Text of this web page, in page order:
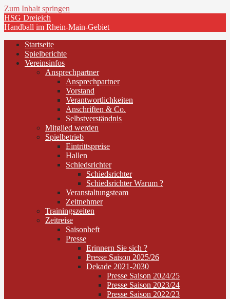
Zum Inhalt springen
HSG Dreieich
Handball im Rhein-Main-Gebiet
Startseite
Spielberichte
Vereinsinfos
Ansprechpartner
Ansprechpartner
Vorstand
Verantwortlichkeiten
Anschriften & Co.
Selbstverständnis
Mitglied werden
Spielbetrieb
Eintrittspreise
Hallen
Schiedsrichter
Schiedsrichter
Schiedsrichter Warum ?
Veranstaltungsteam
Zeitnehmer
Trainingszeiten
Zeitreise
Saisonheft
Presse
Erinnern Sie sich ?
Presse Saison 2025/26
Dekade 2021-2030
Presse Saison 2024/25
Presse Saison 2023/24
Presse Saison 2022/23